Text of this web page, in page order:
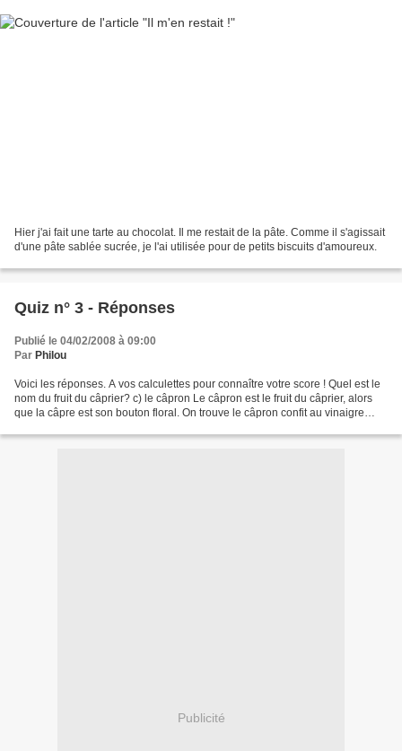
Hier j'ai fait une tarte au chocolat. Il me restait de la pâte. Comme il s'agissait
d'une pâte sablée sucrée, je l'ai utilisée pour de petits biscuits d'amoureux.
Quiz n° 3 - Réponses
Publié le 04/02/2008 à 09:00
Par Philou
Voici les réponses. A vos calculettes pour connaître votre score ! Quel est le
nom du fruit du câprier? c) le câpron Le câpron est le fruit du câprier, alors
que la câpre est son bouton floral. On trouve le câpron confit au vinaigre
Publicité